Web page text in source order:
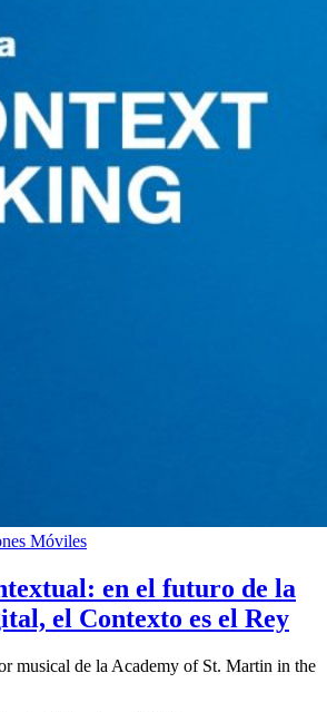
Móviles
en el futuro de la
el Contexto es el Rey
musical de la Academy of St. Martin in the